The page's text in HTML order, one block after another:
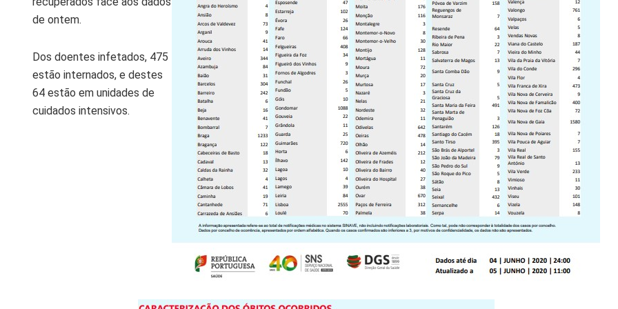
de ontem.
Dos doentes infetados, 475
estão internados, e destes
64 estão em unidades de
cuidados intensivos.